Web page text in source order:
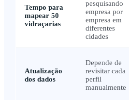
Tempo para
mapear 50
vidraçarias
pesquisando
empresa por
empresa em
diferentes
cidades
Atualização
dos dados
Depende de
revisitar cada
perfil
manualmente